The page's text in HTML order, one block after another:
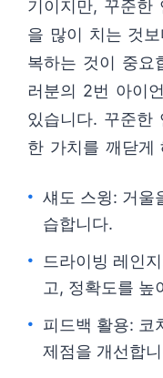
기이지만, 꾸준한
을 많이 치는 것
복하는 것이 중요
러분의 2번 아이
있습니다. 꾸준한
한 가치를 깨닫게
섀도 스윙: 거울
습합니다.
드라이빙 레인
고, 정확도를 높
피드백 활용: 코
제점을 개선합